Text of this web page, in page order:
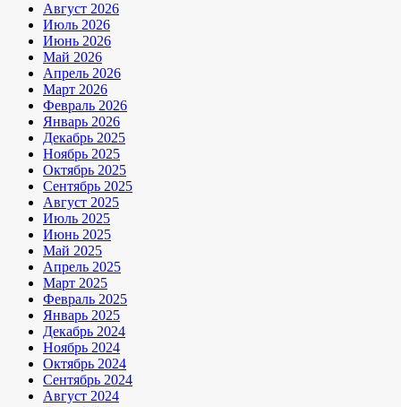
Август 2026
Июль 2026
Июнь 2026
Май 2026
Апрель 2026
Март 2026
Февраль 2026
Январь 2026
Декабрь 2025
Ноябрь 2025
Октябрь 2025
Сентябрь 2025
Август 2025
Июль 2025
Июнь 2025
Май 2025
Апрель 2025
Март 2025
Февраль 2025
Январь 2025
Декабрь 2024
Ноябрь 2024
Октябрь 2024
Сентябрь 2024
Август 2024